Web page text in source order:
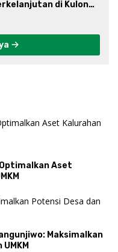
di Kulon
Aset
Maksimalkan